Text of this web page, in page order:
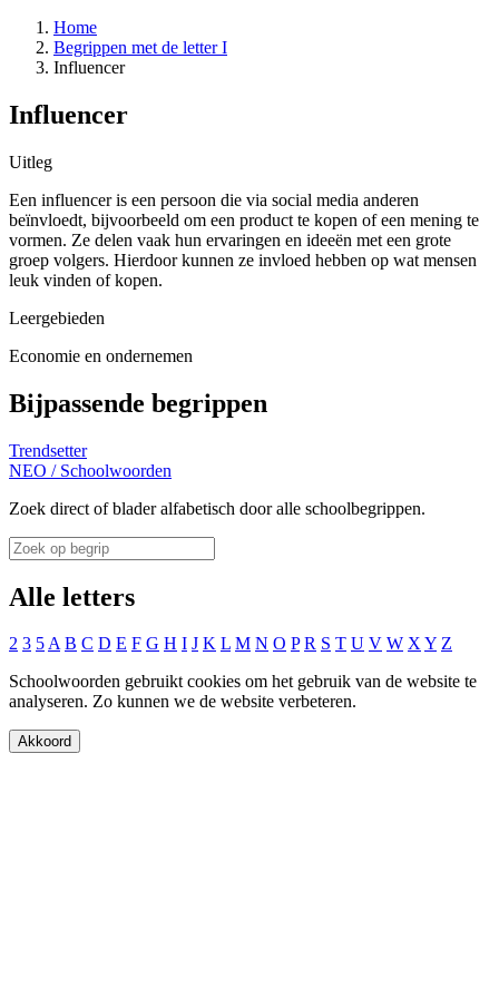
Home
Begrippen met de letter I
Influencer
Influencer
Uitleg
Een influencer is een persoon die via social media anderen
beïnvloedt, bijvoorbeeld om een product te kopen of een mening te
vormen. Ze delen vaak hun ervaringen en ideeën met een grote
groep volgers. Hierdoor kunnen ze invloed hebben op wat mensen
leuk vinden of kopen.
Leergebieden
Economie en ondernemen
Bijpassende begrippen
Trendsetter
NEO / Schoolwoorden
Zoek direct of blader alfabetisch door alle schoolbegrippen.
Alle letters
2 3 5A B C D E F G H I J K L M N O P R S T U V W XY Z
Schoolwoorden gebruikt cookies om het gebruik van de website te
analyseren. Zo kunnen we de website verbeteren.
Akkoord